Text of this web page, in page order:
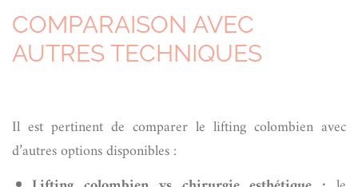
COMPARAISON AVEC
AUTRES TECHNIQUES
Il est pertinent de comparer le lifting colombien avec
d’autres options disponibles :